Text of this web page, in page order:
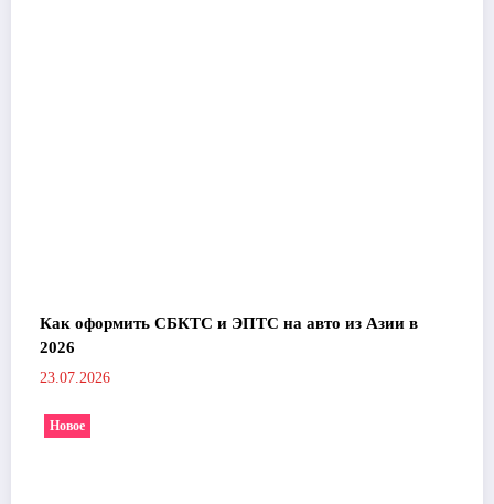
Как оформить СБКТС и ЭПТС на авто из Азии в
2026
23.07.2026
Новое